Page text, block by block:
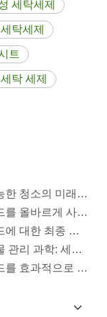
세탁세제
탁세제
트
탁 세제
지속 가능한 청소의 미래: 리필 상점이 대량 포장되지 않은 세탁 세제 시트를 수용하는 이유
세탁 포드를 올바르게 사용하는 방법: 중국 최고의 세탁 포드 제조업체가 전하는 전문가의 통찰력
세탁 포드에 대한 최종 가이드: 안전, 과학 및 청소 능력 극대화에 대한 전문가의 통찰력
현대 직물 관리 과학: 세탁물 포드, 유연제 및 컬러 그래버에 대한 전문 가이드
세탁 포드를 효과적으로 사용하기 위한 궁극적인 가이드: 선도적인 OEM 제조업체의 통찰력